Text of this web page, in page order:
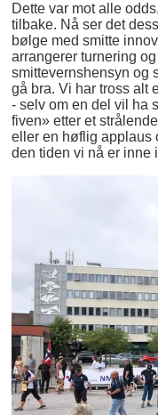
Dette var mot alle
tilbake. Nå ser det
bølge med smitte
arrangerer turnering
smittevernshensyn og
gå bra. Vi har tross alt
- selv om en del vil ha
fiven» etter et
eller en høflig applaus
den tiden vi nå er inne